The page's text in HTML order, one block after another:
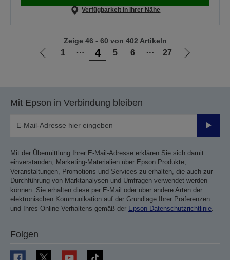
Verfügbarkeit in Ihrer Nähe
Zur
1 ⋯ 4 5 6 ⋯ 27
Zur
Zeige 46 - 60 von 402 Artikeln
Mit Epson in Verbindung bleiben
Mit der Übermittlung Ihrer E-Mail-Adresse erklären Sie sich damit
einverstanden, Marketing-Materialien über Epson Produkte,
Veranstaltungen, Promotions und Services zu erhalten, die auch zur
Durchführung von Marktanalysen und Umfragen verwendet werden
können. Sie erhalten diese per E-Mail oder über andere Arten der
elektronischen Kommunikation auf der Grundlage Ihrer Präferenzen
und Ihres Online-Verhaltens gemäß der Epson Datenschutzrichtlinie.
Folgen